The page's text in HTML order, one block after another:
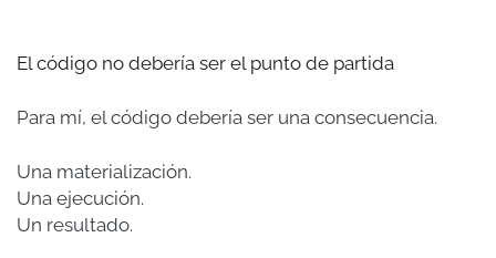
El código no debería ser el punto de partida
Para mí, el código debería ser una consecuencia.
Una materialización.
Una ejecución.
Un resultado.